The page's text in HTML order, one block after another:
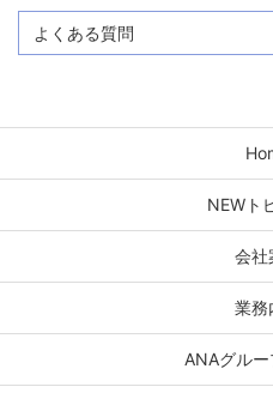
よくある質問
NEWト
会社
業務
ANAグル